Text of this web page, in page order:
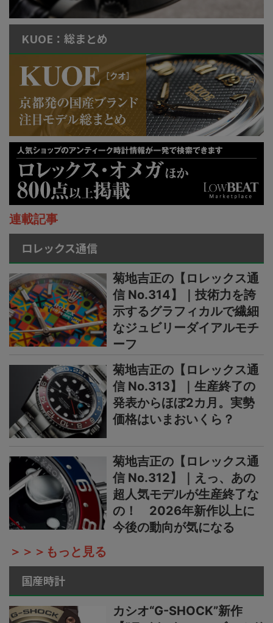
KUOE：総まとめ
連載記事
ロレックス通信
菊地吉正の【ロレックス通
信 No.314】｜技術力を誇
示するグラフィカルで繊細
なジュビリーダイアルモチ
ーフ
菊地吉正の【ロレックス通
信 No.313】｜生産終了の
発表からほぼ2カ月。実勢
価格はいまおいくら？
菊地吉正の【ロレックス通
信 No.312】｜えっ、あの
超人気モデルが生産終了な
の！ 2026年新作以上に
今後の動向が気になる
＞＞＞もっと見る
国産時計
カシオ“G-SHOCK”新作